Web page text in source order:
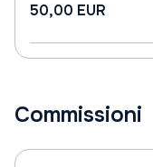
50,00 EUR
Commissioni